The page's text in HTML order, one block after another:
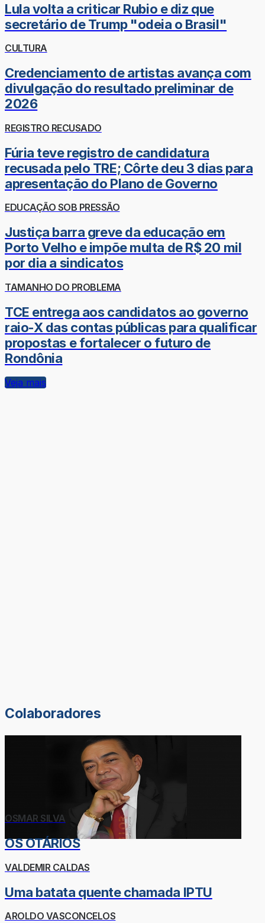
Lula volta a criticar Rubio e diz que
secretário de Trump "odeia o Brasil"
CULTURA
Credenciamento de artistas avança com
divulgação do resultado preliminar de
2026
REGISTRO RECUSADO
Fúria teve registro de candidatura
recusada pelo TRE; Côrte deu 3 dias para
apresentação do Plano de Governo
EDUCAÇÃO SOB PRESSÃO
Justiça barra greve da educação em
Porto Velho e impõe multa de R$ 20 mil
por dia a sindicatos
TAMANHO DO PROBLEMA
TCE entrega aos candidatos ao governo
raio-X das contas públicas para qualificar
propostas e fortalecer o futuro de
Rondônia
Veja mais
Colaboradores
OSMAR SILVA
OS OTÁRIOS
VALDEMIR CALDAS
Uma batata quente chamada IPTU
AROLDO VASCONCELOS